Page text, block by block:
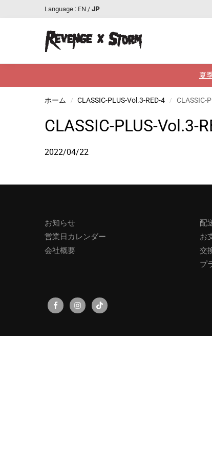
Language : EN / JP
最近追加された商品
夏
ホーム / CLASSIC-PLUS-Vol.3-RED-4 / CLASSIC-
CLASSIC-PLUS-Vol.3-
2022/04/22
お知らせ
営業日カレンダー
会社概要
配
お
交
プ